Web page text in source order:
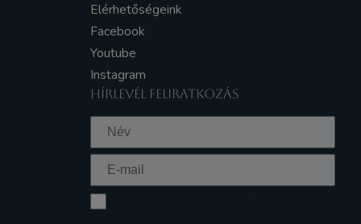
Elérhetőségeink
Facebook
Youtube
Instagram
HÍRLEVÉL FELIRATKOZÁS